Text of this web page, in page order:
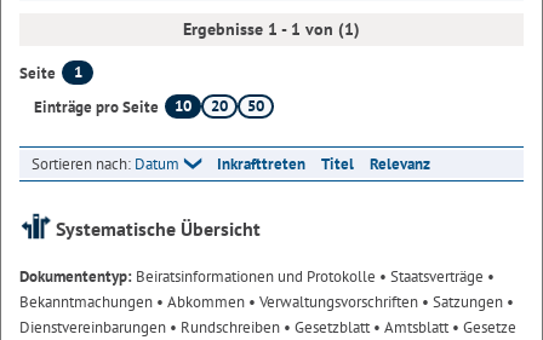
Ergebnisse 1 - 1 von (1)
Seite
1
Einträge pro Seite
10 20 50
Sortieren nach: Datum Inkrafttreten Titel Relevanz
Systematische Übersicht
Dokumententyp: Beiratsinformationen und Protokolle • Staatsverträge •
Bekanntmachungen • Abkommen • Verwaltungsvorschriften • Satzungen •
Dienstvereinbarungen • Rundschreiben • Gesetzblatt• Amtsblatt• Gesetze